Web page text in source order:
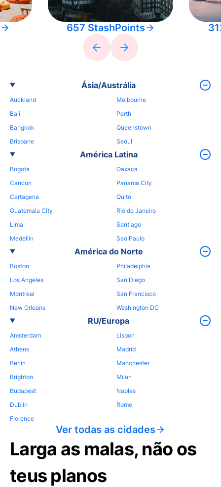
657 StashPoints
Ásia/Austrália
Auckland
Bali
Bangkok
Brisbane
Melbourne
Perth
Queenstown
Seoul
América Latina
Bogota
Cancun
Cartagena
Guatemala City
Lima
Medellin
Oaxaca
Panama City
Quito
Rio de Janeiro
Santiago
Sao Paulo
América do Norte
Boston
Los Angeles
Montreal
New Orleans
Philadelphia
San Diego
San Francisco
Washington DC
RU/Europa
Amsterdam
Athens
Berlin
Brighton
Budapest
Dublin
Florence
Lisbon
Madrid
Manchester
Milan
Naples
Rome
Ver todas as cidades
Larga as malas, não os
teus planos